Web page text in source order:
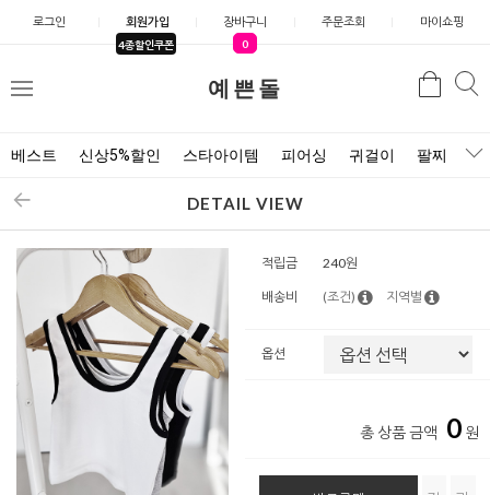
로그인 회원가입
4종할인쿠폰
장바구니
0
주문조회 마이쇼핑
예쁜돌
메
검색
베스트 신상5%할인 스타아이템 피어싱 귀걸이 팔찌 목
DETAIL VIEW
적립금 240원
배송비 (조건) 지역별
옵션
총 상품 금액 0 원